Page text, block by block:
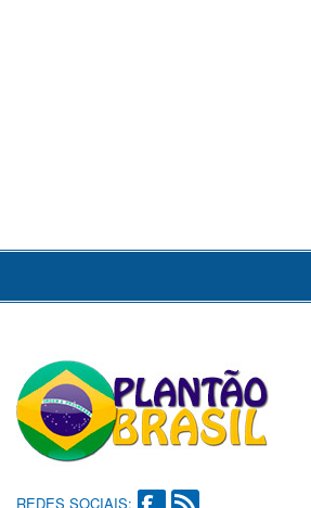
REDES SOCIAIS: